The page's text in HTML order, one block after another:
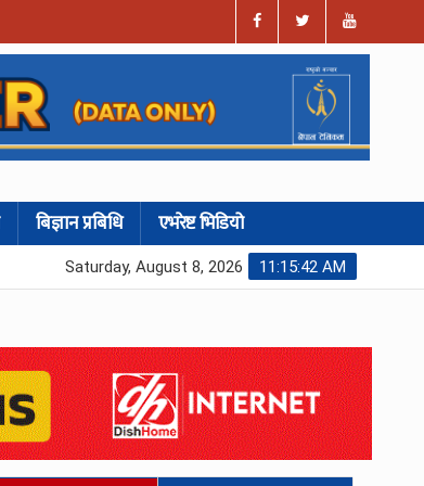
बिज्ञान प्रबिधि एभरेष्ट भिडियो
11:15:43 AM
Saturday, August 8, 2026